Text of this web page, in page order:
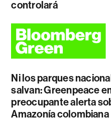
controlará
Ni los parques
salvan: Greenpeace
preocupante alerta
Amazonía colombiana